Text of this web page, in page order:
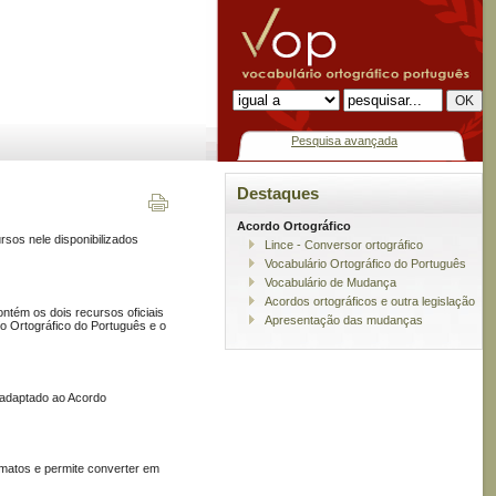
Pesquisa avançada
nele disponibilizados
os dois recursos oficiais
Ortográfico do Português e o
ao Acordo
e permite converter em
Destaques
Acordo Ortográfico
Lince - Conversor ortográfico
Vocabulário Ortográfico do Português
Vocabulário de Mudança
Acordos ortográficos e outra legislação
Apresentação das mudanças